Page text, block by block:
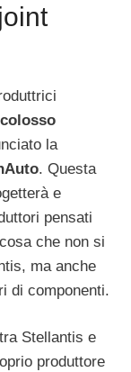
colosso
la
. Questa
e
pensati
che non si
ma anche
di componenti.
Stellantis e
produttore